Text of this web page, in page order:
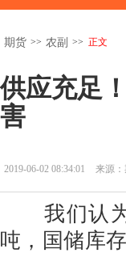
期货 >> 农副 >> 正文
供应充足
害
2019-06-02 08:34:01 来源
我们认为
吨，国储库